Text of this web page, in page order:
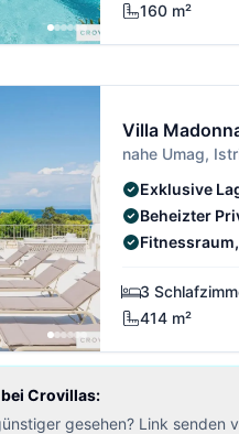
160 m²
Villa
nahe Umag,
Exklusive
Beheizter
3
414 m²
Crovillas:
gesehen? Link